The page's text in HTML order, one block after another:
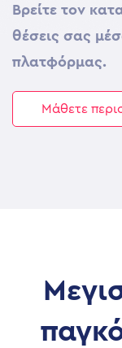
Βρείτε τον
θέσεις σας
πλατφόρμας.
Μάθετε